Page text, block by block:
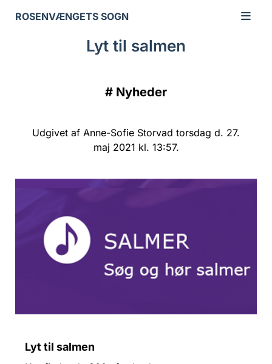
ROSENVÆNGETS SOGN
Lyt til salmen
# Nyheder
Udgivet af Anne-Sofie Storvad torsdag d. 27.
maj 2021 kl. 13:57.
Lyt til salmen